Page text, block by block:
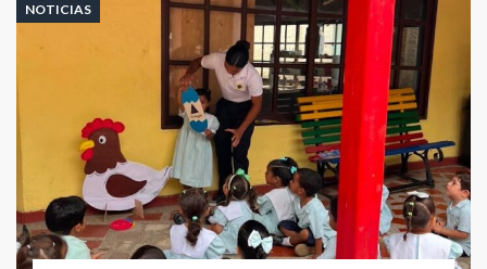
NOTICIAS